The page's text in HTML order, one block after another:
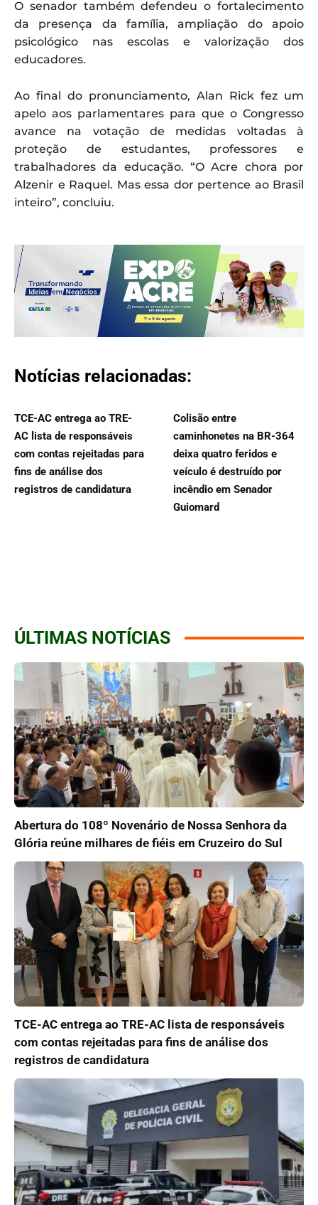
O senador também defendeu o fortalecimento
da presença da família, ampliação do apoio
psicológico nas escolas e valorização dos
educadores.
Ao final do pronunciamento, Alan Rick fez um
apelo aos parlamentares para que o Congresso
avance na votação de medidas voltadas à
proteção de estudantes, professores e
trabalhadores da educação. “O Acre chora por
Alzenir e Raquel. Mas essa dor pertence ao Brasil
inteiro”, concluiu.
Notícias relacionadas:
TCE-AC entrega ao TRE-
AC lista de responsáveis
com contas rejeitadas para
fins de análise dos
registros de candidatura
Colisão entre
caminhonetes na BR-364
deixa quatro feridos e
veículo é destruído por
incêndio em Senador
Guiomard
ÚLTIMAS NOTÍCIAS
Abertura do 108º Novenário de Nossa Senhora da
Glória reúne milhares de fiéis em Cruzeiro do Sul
TCE-AC entrega ao TRE-AC lista de responsáveis
com contas rejeitadas para fins de análise dos
registros de candidatura